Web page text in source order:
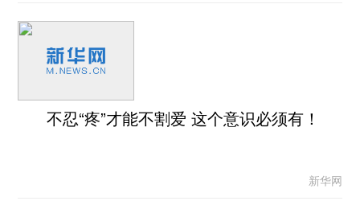
不忍“疼”才能不割爱 这个意识必须有！
新华网